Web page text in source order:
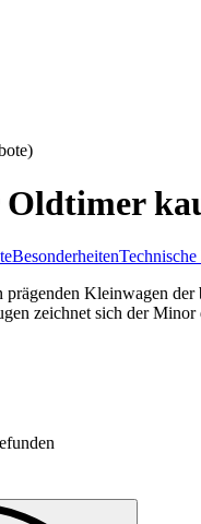
BesonderheitenTechnische
Kleinwagen
zeichnet sich der